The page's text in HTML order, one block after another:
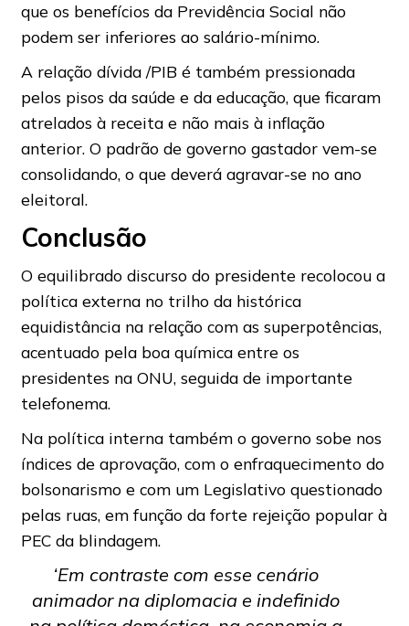
que os benefícios da Previdência Social não
podem ser inferiores ao salário-mínimo.
A relação dívida /PIB é também pressionada
pelos pisos da saúde e da educação, que ficaram
atrelados à receita e não mais à inflação
anterior. O padrão de governo gastador vem-se
consolidando, o que deverá agravar-se no ano
eleitoral.
Conclusão
O equilibrado discurso do presidente recolocou a
política externa no trilho da histórica
equidistância na relação com as superpotências,
acentuado pela boa química entre os
presidentes na ONU, seguida de importante
telefonema.
Na política interna também o governo sobe nos
índices de aprovação, com o enfraquecimento do
bolsonarismo e com um Legislativo questionado
pelas ruas, em função da forte rejeição popular à
PEC da blindagem.
‘Em contraste com esse cenário
animador na diplomacia e indefinido